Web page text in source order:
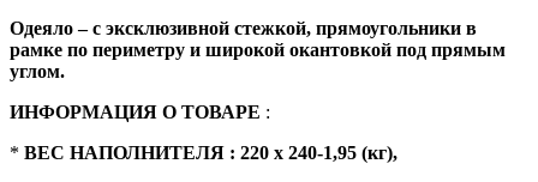
Одеяло – с эксклюзивной стежкой, прямоугольники в
рамке по периметру и широкой окантовкой под прямым
углом.
ИНФОРМАЦИЯ О ТОВАРЕ :
* ВЕС НАПОЛНИТЕЛЯ : 220 х 240-1,95 (кг),